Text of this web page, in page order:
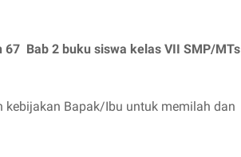
67 Bab 2 buku siswa kelas VII SMP/MTs
Bapak/Ibu untuk memilah dan